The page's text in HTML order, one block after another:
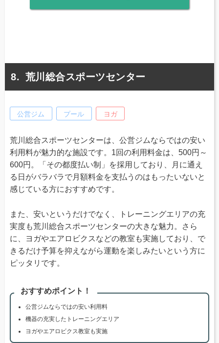
荒川総合スポーツセンター
公営ジム プール ヨガ
荒川総合スポーツセンターは、公営ジムならではの安い
利用料が魅力的な施設です。1回の利用料金は、500円～
600円。「その都度払い制」を採用しており、月に通え
る日がバラバラで月額料金を支払うのはもったいないと
感じている方におすすめです。
また、安いというだけでなく、トレーニングエリアの充
実度も荒川総合スポーツセンターの大きな魅力。さら
に、ヨガやエアロビクスなどの教室も実施しており、で
きるだけ予算を抑えながら運動を楽しみたいという方に
ピッタリです。
おすすめポイント！
公営ジムならではの安い利用料
機器の充実したトレーニングエリア
ヨガやエアロビクス教室も実施